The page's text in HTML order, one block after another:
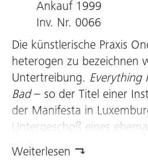
Ankauf 1999
Inv. Nr. 0066
Die künstlerische Praxis
heterogen zu bezeichnen
Untertreibung. Everything
Bad– so der Titel einer
der Manifesta in
Untergeschoß eines
wüstes Durcheinander aus
Weiterlesen